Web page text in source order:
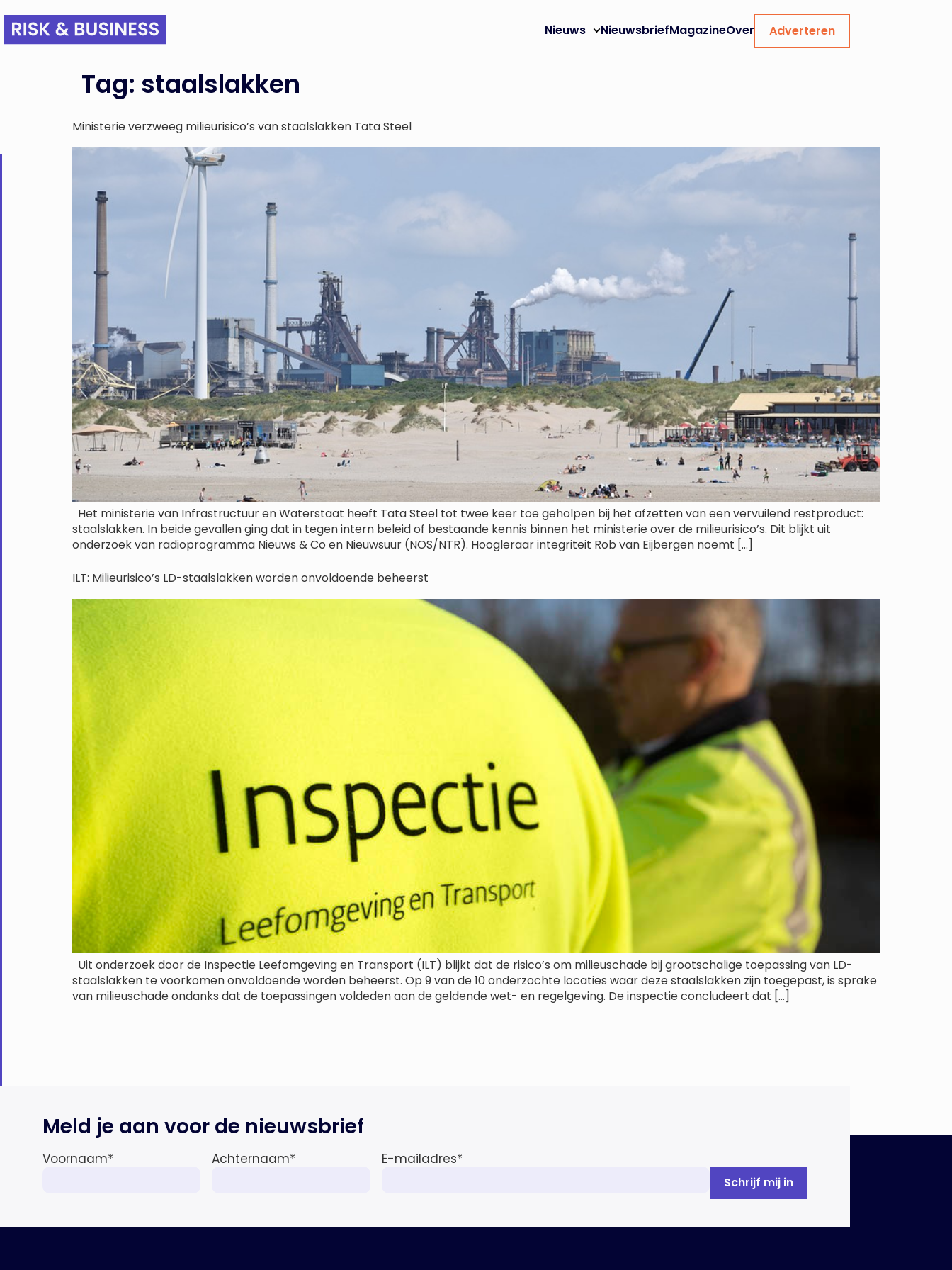
Nieuws NieuwsbriefMagazineOver Adverteren
Tag: staalslakken
Ministerie verzweeg milieurisico’s van staalslakken Tata Steel
Het ministerie van Infrastructuur en Waterstaat heeft Tata Steel tot twee keer toe geholpen bij het afzetten van een vervuilend restproduct:
staalslakken. In beide gevallen ging dat in tegen intern beleid of bestaande kennis binnen het ministerie over de milieurisico’s. Dit blijkt uit
onderzoek van radioprogramma Nieuws & Co en Nieuwsuur (NOS/NTR). Hoogleraar integriteit Rob van Eijbergen noemt […]
ILT: Milieurisico’s LD-staalslakken worden onvoldoende beheerst
Uit onderzoek door de Inspectie Leefomgeving en Transport (ILT) blijkt dat de risico’s om milieuschade bij grootschalige toepassing van LD-
staalslakken te voorkomen onvoldoende worden beheerst. Op 9 van de 10 onderzochte locaties waar deze staalslakken zijn toegepast, is sprake
van milieuschade ondanks dat de toepassingen voldeden aan de geldende wet- en regelgeving. De inspectie concludeert dat […]
Meld je aan voor de nieuwsbrief
Voornaam* Achternaam* E-mailadres*